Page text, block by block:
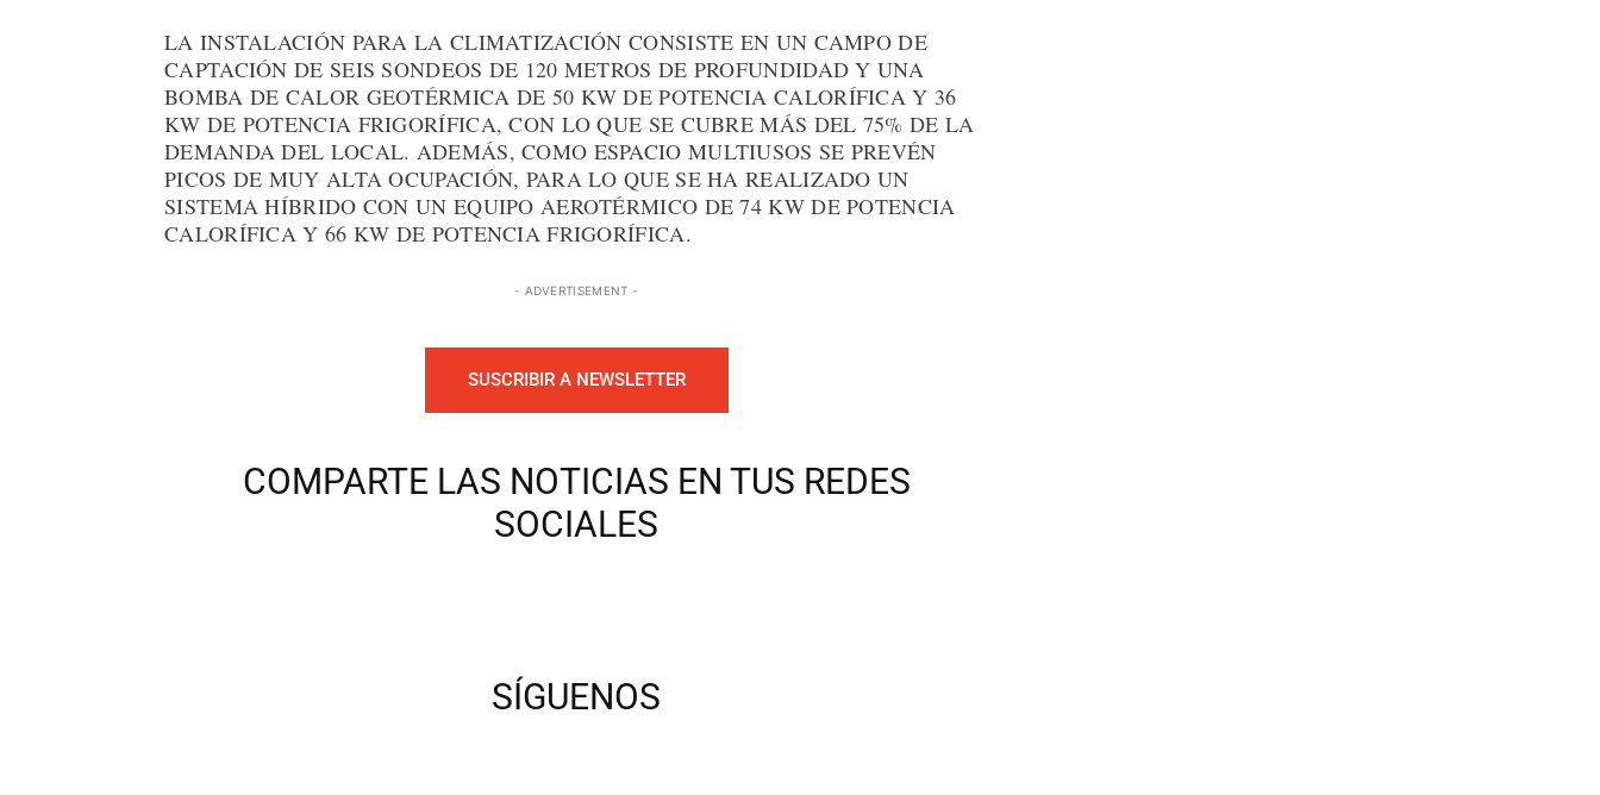
LA INSTALACIÓN PARA LA CLIMATIZACIÓN CONSISTE EN UN CAMPO DE
CAPTACIÓN DE SEIS SONDEOS DE 120 METROS DE PROFUNDIDAD Y UNA
BOMBA DE CALOR GEOTÉRMICA DE 50 KW DE POTENCIA CALORÍFICA Y 36
KW DE POTENCIA FRIGORÍFICA, CON LO QUE SE CUBRE MÁS DEL 75% DE LA
DEMANDA DEL LOCAL. ADEMÁS, COMO ESPACIO MULTIUSOS SE PREVÉN
PICOS DE MUY ALTA OCUPACIÓN, PARA LO QUE SE HA REALIZADO UN
SISTEMA HÍBRIDO CON UN EQUIPO AEROTÉRMICO DE 74 KW DE POTENCIA
CALORÍFICA Y 66 KW DE POTENCIA FRIGORÍFICA.
- ADVERTISEMENT -
SUSCRIBIR A NEWSLETTER
COMPARTE LAS NOTICIAS EN TUS REDES
SOCIALES
SÍGUENOS